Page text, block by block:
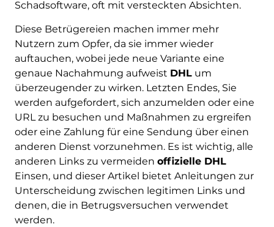
Schadsoftware, oft mit versteckten Absichten.
Diese Betrügereien machen immer mehr
Nutzern zum Opfer, da sie immer wieder
auftauchen, wobei jede neue Variante eine
genaue Nachahmung aufweist DHLum
überzeugender zu wirken. Letzten Endes, Sie
werden aufgefordert, sich anzumelden oder eine
URL zu besuchen und Maßnahmen zu ergreifen
oder eine Zahlung für eine Sendung über einen
anderen Dienst vorzunehmen. Es ist wichtig, alle
anderen Links zu vermeiden offizielle DHL
Einsen, und dieser Artikel bietet Anleitungen zur
Unterscheidung zwischen legitimen Links und
denen, die in Betrugsversuchen verwendet
werden.